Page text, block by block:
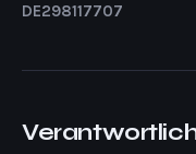
DE298117707